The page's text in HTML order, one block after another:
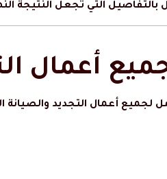
التي تجعل النتيجة
أعمال
أعمال التجديد والصيانة